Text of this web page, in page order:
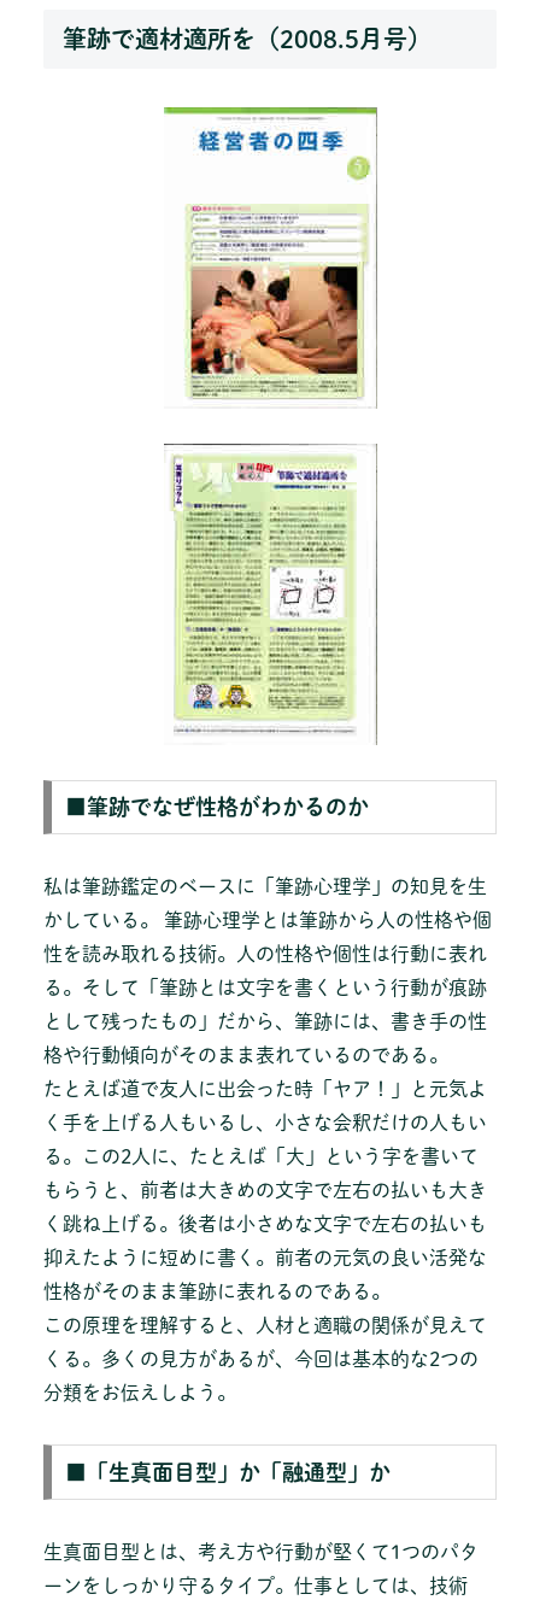
筆跡で適材適所を（2008.5月号）
■筆跡でなぜ性格がわかるのか
私は筆跡鑑定のベースに「筆跡心理学」の知見を生
かしている。 筆跡心理学とは筆跡から人の性格や個
性を読み取れる技術。人の性格や個性は行動に表れ
る。そして「筆跡とは文字を書くという行動が痕跡
として残ったもの」だから、筆跡には、書き手の性
格や行動傾向がそのまま表れているのである。
たとえば道で友人に出会った時「ヤア！」と元気よ
く手を上げる人もいるし、小さな会釈だけの人もい
る。この2人に、たとえば「大」という字を書いて
もらうと、前者は大きめの文字で左右の払いも大き
く跳ね上げる。後者は小さめな文字で左右の払いも
抑えたように短めに書く。前者の元気の良い活発な
性格がそのまま筆跡に表れるのである。
この原理を理解すると、人材と適職の関係が見えて
くる。多くの見方があるが、今回は基本的な2つの
分類をお伝えしよう。
■「生真面目型」か「融通型」か
生真面目型とは、考え方や行動が堅くて1つのパタ
ーンをしっかり守るタイプ。仕事としては、技術